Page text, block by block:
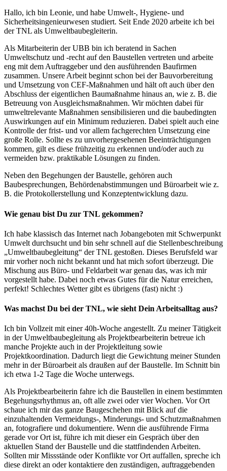
Hallo, ich bin Leonie, und habe Umwelt-, Hygiene- und
Sicherheitsingenieurwesen studiert. Seit Ende 2020 arbeite ich bei
der TNL als Umweltbaubegleiterin.
Als Mitarbeiterin der UBB bin ich beratend in Sachen
Umweltschutz und -recht auf den Baustellen vertreten und arbeite
eng mit dem Auftraggeber und den ausführenden Baufirmen
zusammen. Unsere Arbeit beginnt schon bei der Bauvorbereitung
und Umsetzung von CEF-Maßnahmen und hält oft auch über den
Abschluss der eigentlichen Baumaßnahme hinaus an, wie z. B. die
Betreuung von Ausgleichsmaßnahmen. Wir möchten dabei für
umweltrelevante Maßnahmen sensibilisieren und die baubedingten
Auswirkungen auf ein Minimum reduzieren. Dabei spielt auch eine
Kontrolle der frist- und vor allem fachgerechten Umsetzung eine
große Rolle. Sollte es zu unvorhergesehenen Beeinträchtigungen
kommen, gilt es diese frühzeitig zu erkennen und/oder auch zu
vermeiden bzw. praktikable Lösungen zu finden.
Neben den Begehungen der Baustelle, gehören auch
Baubesprechungen, Behördenabstimmungen und Büroarbeit wie z.
B. die Protokollerstellung und Konzeptentwicklung dazu.
Wie genau bist Du zur TNL gekommen?
Ich habe klassisch das Internet nach Jobangeboten mit Schwerpunkt
Umwelt durchsucht und bin sehr schnell auf die Stellenbeschreibung
„Umweltbaubegleitung“ der TNL gestoßen. Dieses Berufsfeld war
mir vorher noch nicht bekannt und hat mich sofort überzeugt. Die
Mischung aus Büro- und Feldarbeit war genau das, was ich mir
vorgestellt habe. Dabei noch etwas Gutes für die Natur erreichen,
perfekt! Schlechtes Wetter gibt es übrigens (fast) nicht :)
Was machst Du bei der TNL, wie sieht Dein Arbeitsalltag aus?
Ich bin Vollzeit mit einer 40h-Woche angestellt. Zu meiner Tätigkeit
in der Umweltbaubegleitung als Projektbearbeiterin betreue ich
manche Projekte auch in der Projektleitung sowie
Projektkoordination. Dadurch liegt die Gewichtung meiner Stunden
mehr in der Büroarbeit als draußen auf der Baustelle. Im Schnitt bin
ich etwa 1-2 Tage die Woche unterwegs.
Als Projektbearbeiterin fahre ich die Baustellen in einem bestimmten
Begehungsrhythmus an, oft alle zwei oder vier Wochen. Vor Ort
schaue ich mir das ganze Baugeschehen mit Blick auf die
einzuhaltenden Vermeidungs-, Minderungs- und Schutzmaßnahmen
an, fotografiere und dokumentiere. Wenn die ausführende Firma
gerade vor Ort ist, führe ich mit dieser ein Gespräch über den
aktuellen Stand der Baustelle und die stattfindenden Arbeiten.
Sollten mir Missstände oder Konflikte vor Ort auffallen, spreche ich
diese direkt an oder kontaktiere den zuständigen, auftraggebenden